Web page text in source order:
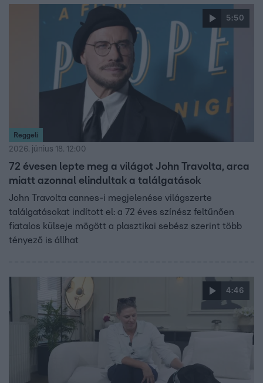
5:50
Reggeli
2026. június 18. 12:00
72 évesen lepte meg a világot John Travolta, arca
miatt azonnal elindultak a találgatások
John Travolta cannes-i megjelenése világszerte
találgatásokat indított el: a 72 éves színész feltűnően
fiatalos külseje mögött a plasztikai sebész szerint több
tényező is állhat
4:46